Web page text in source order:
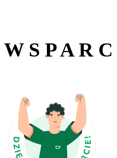
W S P A R